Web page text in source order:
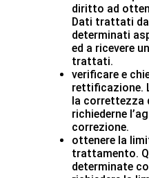
diritto ad
Dati trattati
determinati
ed a ricevere
trattati.
verificare e
rettificazione.
la correttezza
richiederne
correzione.
ottenere la
trattamento.
determinate